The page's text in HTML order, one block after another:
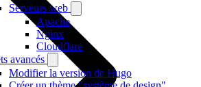
Serveurs web
Apache
Nginx
Cloudflare
avancés
Modifier la version de Hugo